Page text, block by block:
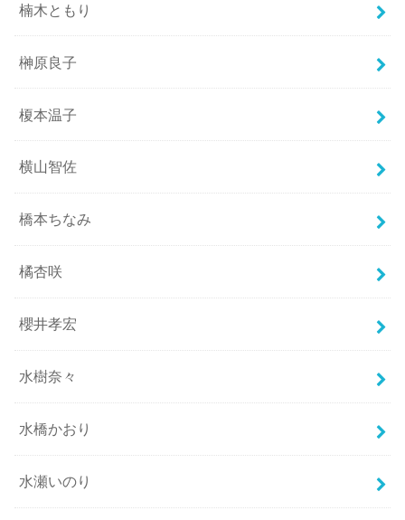
楠木ともり
榊原良子
榎本温子
横山智佐
橋本ちなみ
橘杏咲
櫻井孝宏
水樹奈々
水橋かおり
水瀬いのり